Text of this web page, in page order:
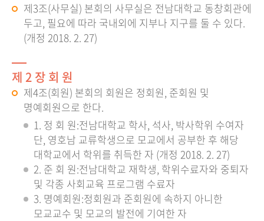
제3조(사무실) 본회의 사무실은 전남대학교 동창회관에
두고, 필요에 따라 국내외에 지부나 지구를 둘 수 있다.
(개정 2018. 2. 27)
제 2 장 회 원
제4조(회원) 본회의 회원은 정회원, 준회원 및
명예회원으로 한다.
1. 정 회 원:전남대학교 학사, 석사, 박사학위 수여자
단, 영호남 교류학생으로 모교에서 공부한 후 해당
대학교에서 학위를 취득한 자 (개정 2018. 2. 27)
2. 준 회 원:전남대학교 재학생, 학위수료자와 중퇴자
및 각종 사회교육 프로그램 수료자
3. 명예회원:정회원과 준회원에 속하지 아니한
모교교수 및 모교의 발전에 기여한 자